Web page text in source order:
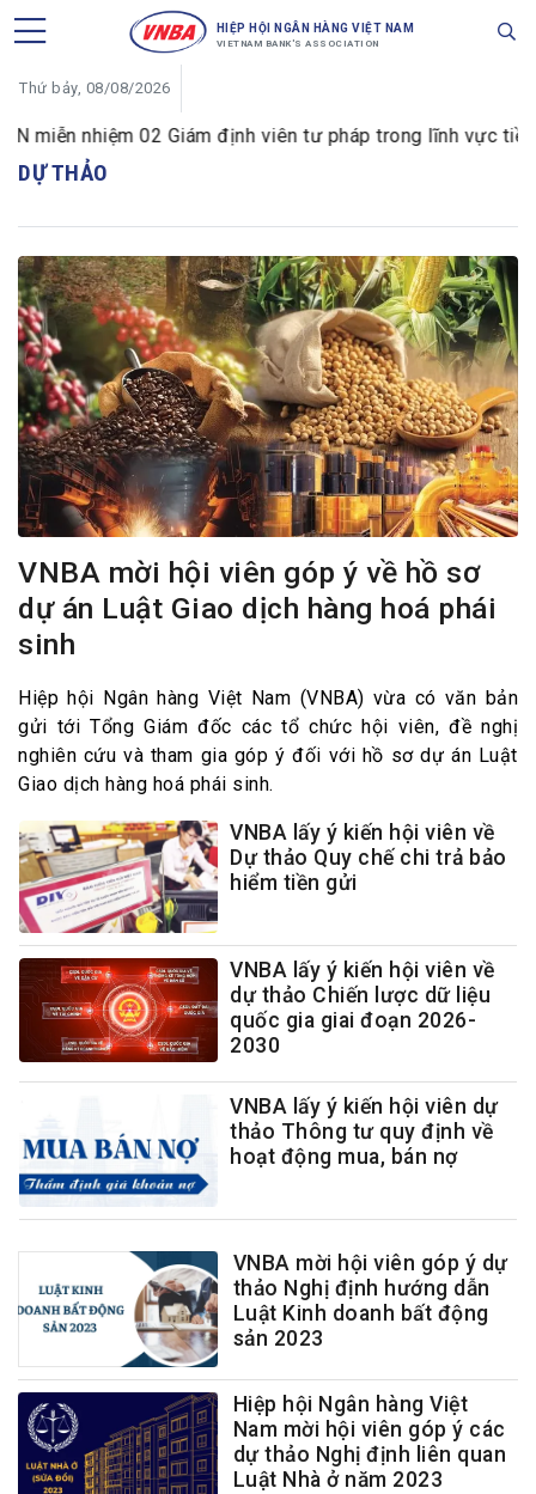
HIỆP HỘI NGÂN HÀNG VIỆT NAM
VIETNAM BANK'S ASSOCIATION
Thứ bảy, 08/08/2026
nhiệm 02 Giám định viên tư pháp trong lĩnh vực tiền tệ
DỰ THẢO
VNBA mời hội viên góp ý về hồ sơ
dự án Luật Giao dịch hàng hoá phái
sinh
Hiệp hội Ngân hàng Việt Nam (VNBA) vừa có văn bản
gửi tới Tổng Giám đốc các tổ chức hội viên, đề nghị
nghiên cứu và tham gia góp ý đối với hồ sơ dự án Luật
Giao dịch hàng hoá phái sinh.
VNBA lấy ý kiến hội viên về
Dự thảo Quy chế chi trả bảo
hiểm tiền gửi
VNBA lấy ý kiến hội viên về
dự thảo Chiến lược dữ liệu
quốc gia giai đoạn 2026-
2030
VNBA lấy ý kiến hội viên dự
thảo Thông tư quy định về
hoạt động mua, bán nợ
VNBA mời hội viên góp ý dự
thảo Nghị định hướng dẫn
Luật Kinh doanh bất động
sản 2023
Hiệp hội Ngân hàng Việt
Nam mời hội viên góp ý các
dự thảo Nghị định liên quan
Luật Nhà ở năm 2023